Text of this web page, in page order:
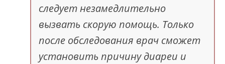
следует незамедлительно
вызвать скорую помощь. Только
после обследования врач сможет
установить причину диареи и